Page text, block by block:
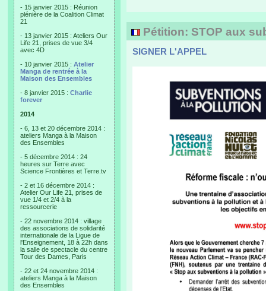
- 15 janvier 2015 : Réunion
plénière de la Coalition Climat
21
- 13 janvier 2015 : Ateliers Our
Life 21, prises de vue 3/4
avec 4D
- 10 janvier 2015 : Atelier
Manga de rentrée à la
Maison des Ensembles
- 8 janvier 2015 : Charlie
forever
2014
- 6, 13 et 20 décembre 2014 :
ateliers Manga à la Maison
des Ensembles
- 5 décembre 2014 : 24
heures sur Terre avec
Science Frontières et Terre.tv
- 2 et 16 décembre 2014 :
Atelier Our Life 21, prises de
vue 1/4 et 2/4 à la
ressourcerie
- 22 novembre 2014 : village
des associations de solidarité
internationale de la Ligue de
l'Enseignement, 18 à 22h dans
la salle de spectacle du centre
Tour des Dames, Paris
- 22 et 24 novembre 2014 :
ateliers Manga à la Maison
des Ensembles
Pétition: STOP aux
SIGNER L'APPEL